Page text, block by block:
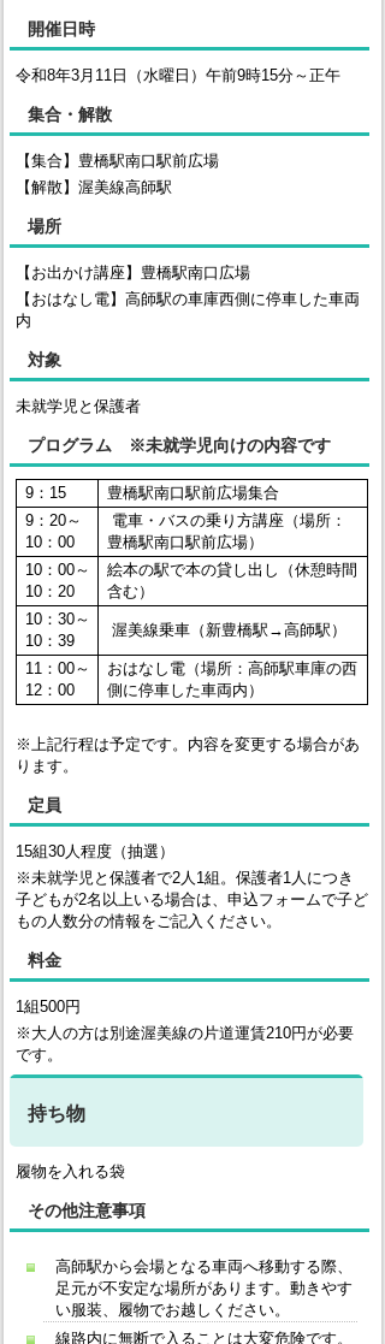
開催日時
令和8年3月11日（水曜日）午前9時15分～正午
集合・解散
【集合】豊橋駅南口駅前広場
【解散】渥美線高師駅
場所
【お出かけ講座】豊橋駅南口広場
【おはなし電】高師駅の車庫西側に停車した車両
内
対象
未就学児と保護者
プログラム ※未就学児向けの内容です
9：15
豊橋駅南口駅前広場集合
9：20～
10：00
電車・バスの乗り方講座（場所：
豊橋駅南口駅前広場）
10：00～
10：20
絵本の駅で本の貸し出し（休憩時間
含む）
10：30～
10：39
渥美線乗車（新豊橋駅→高師駅）
11：00～
12：00
おはなし電（場所：高師駅車庫の西
側に停車した車両内）
※上記行程は予定です。内容を変更する場合があ
ります。
定員
15組30人程度（抽選）
※未就学児と保護者で2人1組。保護者1人につき
子どもが2名以上いる場合は、申込フォームで子ど
もの人数分の情報をご記入ください。
料金
1組500円
※大人の方は別途渥美線の片道運賃210円が必要
です。
持ち物
履物を入れる袋
その他注意事項
高師駅から会場となる車両へ移動する際、
足元が不安定な場所があります。動きやす
い服装、履物でお越しください。
線路内に無断で入ることは大変危険です。